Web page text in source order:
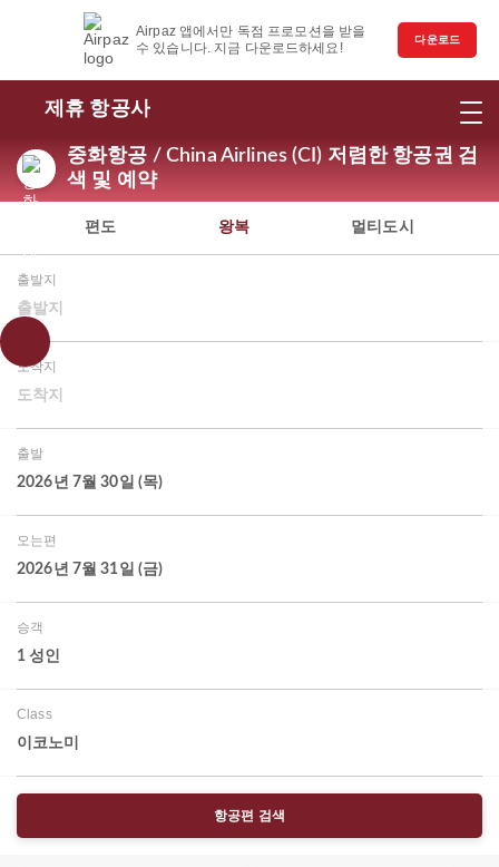
Airpaz 앱에서만 독점 프로모션을 받을
수 있습니다. 지금 다운로드하세요!
다운로드
제휴 항공사
중화항공 / China Airlines (CI) 저렴한 항공권 검
색 및 예약
편도 왕복 멀티도시
출발지
출발지
도착지
도착지
출발
2026년 7월 30일 (목)
오는편
2026년 7월 31일 (금)
승객
1 성인
Class
이코노미
항공편 검색